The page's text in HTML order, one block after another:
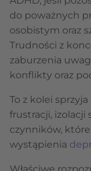
do poważnych
osobistym oraz
Trudności z
zaburzenia
konflikty oraz
To z kolei
frustracji, izolacji
czynników,
wystąpienia